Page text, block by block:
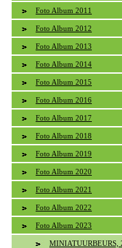
Foto Album 2011
Foto Album 2012
Foto Album 2013
Foto Album 2014
Foto Album 2015
Foto Album 2016
Foto Album 2017
Foto Album 2018
Foto Album 2019
Foto Album 2020
Foto Album 2021
Foto Album 2022
Foto Album 2023
MINIATUURBEURS,